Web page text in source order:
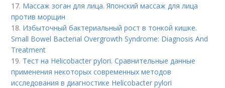
17. Массаж зоган для лица. Японский массаж для лица
против морщин
18. Избыточный бактериальный рост в тонкой кишке.
Small Bowel Bacterial Overgrowth Syndrome: Diagnosis And
Treatment
19. Тест на Helicobacter pylori. Сравнительные данные
применения некоторых современных методов
исследования в диагностике Helicobacter pylori